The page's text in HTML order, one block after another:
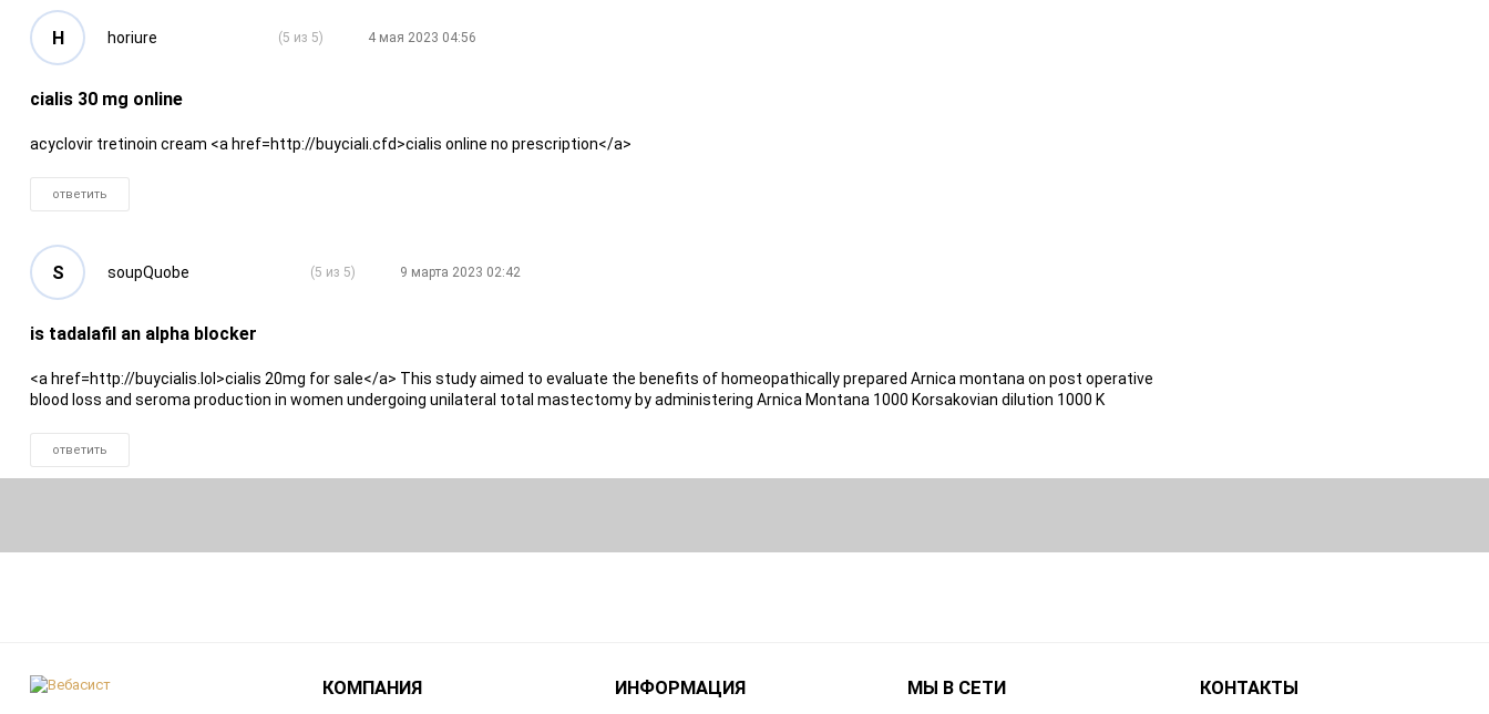
H horiure (5 из 5) 4 мая 2023 04:56
cialis 30 mg online
acyclovir tretinoin cream <a href=http://buyciali.cfd>cialis online no prescription</a>
ответить
S soupQuobe (5 из 5) 9 марта 2023 02:42
is tadalafil an alpha blocker
<a href=http://buycialis.lol>cialis 20mg for sale</a> This study aimed to evaluate the benefits of homeopathically prepared Arnica montana on post operative
blood loss and seroma production in women undergoing unilateral total mastectomy by administering Arnica Montana 1000 Korsakovian dilution 1000 K
ответить
КОМПАНИЯ ИНФОРМАЦИЯ МЫ В СЕТИ КОНТАКТЫ